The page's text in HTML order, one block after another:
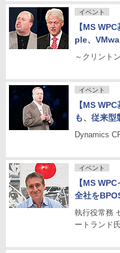
イベント
【MS
ple、
～クリント
イベント
【MS
も、従来型
Dynamics
イベント
【MS
全社を
執行役常務
ートランド